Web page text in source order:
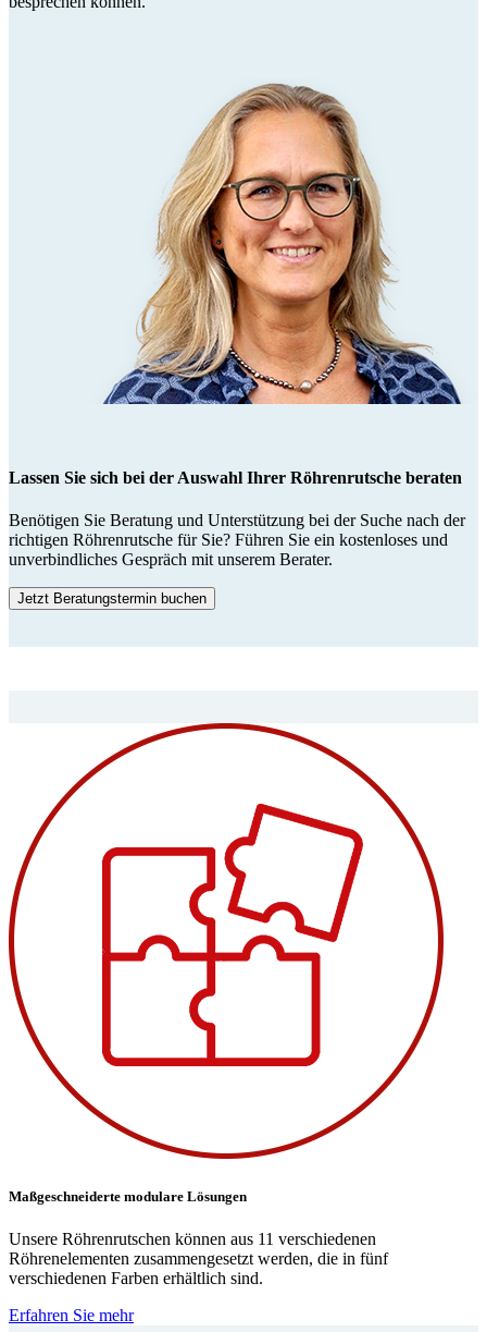
Lassen Sie sich bei der Auswahl Ihrer Röhrenrutsche beraten
Benötigen Sie Beratung und Unterstützung bei der Suche nach der
richtigen Röhrenrutsche für Sie? Führen Sie ein kostenloses und
unverbindliches Gespräch mit unserem Berater.
Jetzt Beratungstermin buchen
Maßgeschneiderte modulare Lösungen
Unsere Röhrenrutschen können aus 11 verschiedenen
Röhrenelementen zusammengesetzt werden, die in fünf
verschiedenen Farben erhältlich sind.
Erfahren Sie mehr